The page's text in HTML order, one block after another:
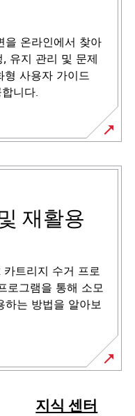
을 온라인에서 찾아
유지 관리 및 문제
사용자 가이드
니다.
재활용
트리지 수거 프로
로그램을 통해 소모
하는 방법을 알아보
지식 센터